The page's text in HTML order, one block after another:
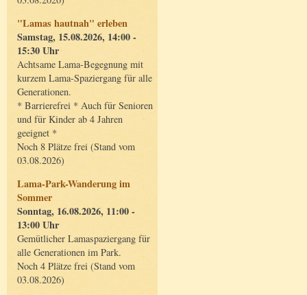
"Lamas hautnah" erleben
Samstag, 15.08.2026, 14:00 -
15:30 Uhr
Achtsame Lama-Begegnung mit
kurzem Lama-Spaziergang für alle
Generationen.
* Barrierefrei * Auch für Senioren
und für Kinder ab 4 Jahren
geeignet *
Noch 8 Plätze frei (Stand vom
03.08.2026)
Lama-Park-Wanderung im
Sommer
Sonntag, 16.08.2026, 11:00 -
13:00 Uhr
Gemütlicher Lamaspaziergang für
alle Generationen im Park.
Noch 4 Plätze frei (Stand vom
03.08.2026)